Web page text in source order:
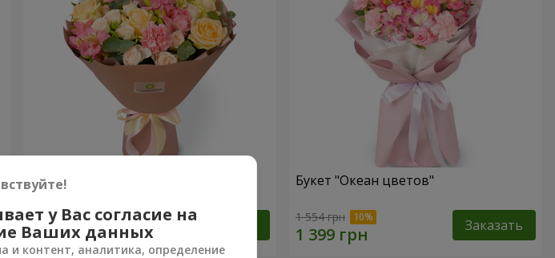
Букет "Шедевр"
2 874 грн
Букет "Океан цветов"
1 554 грн Заказать
у Вас согласие на
Ваших данных
и контент, аналитика, определение